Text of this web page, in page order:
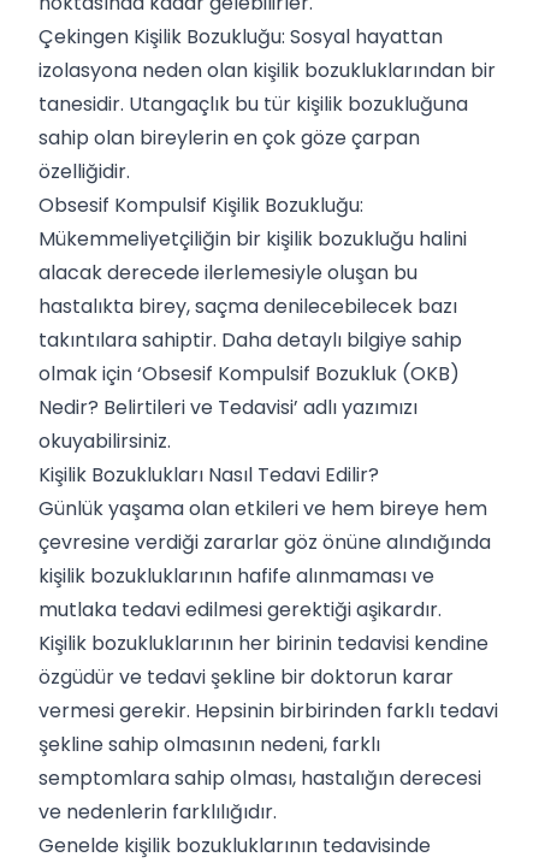
Çekingen Kişilik Bozukluğu: Sosyal hayattan
izolasyona neden olan kişilik bozukluklarından bir
tanesidir. Utangaçlık bu tür kişilik bozukluğuna
sahip olan bireylerin en çok göze çarpan
özelliğidir.
Obsesif Kompulsif Kişilik Bozukluğu:
Mükemmeliyetçiliğin bir kişilik bozukluğu halini
alacak derecede ilerlemesiyle oluşan bu
hastalıkta birey, saçma denilecebilecek bazı
takıntılara sahiptir. Daha detaylı bilgiye sahip
olmak için ‘Obsesif Kompulsif Bozukluk (OKB)
Nedir? Belirtileri ve Tedavisi’ adlı yazımızı
okuyabilirsiniz.
Kişilik Bozuklukları Nasıl Tedavi Edilir?
Günlük yaşama olan etkileri ve hem bireye hem
çevresine verdiği zararlar göz önüne alındığında
kişilik bozukluklarının hafife alınmaması ve
mutlaka tedavi edilmesi gerektiği aşikardır.
Kişilik bozukluklarının her birinin tedavisi kendine
özgüdür ve tedavi şekline bir doktorun karar
vermesi gerekir. Hepsinin birbirinden farklı tedavi
şekline sahip olmasının nedeni, farklı
semptomlara sahip olması, hastalığın derecesi
ve nedenlerin farklılığıdır.
Genelde kişilik bozukluklarının tedavisinde